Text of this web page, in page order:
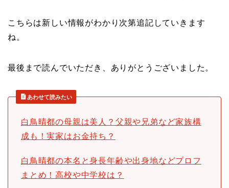
こちらは新しい情報がわかり次第追記していきます
ね。
最後まで読んでいただき、ありがとうございました。
あわせて読みたい
白鳥晴都の母親は美人？父親や兄弟など家族構
成も！実家はお金持ち？
白鳥晴都の本名と身長年齢や出身地などプロフ
まとめ！高校や中学校は？